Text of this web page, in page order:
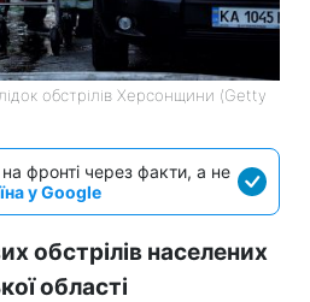
обстрілів Херсонщини (Getty
фронті через факти, а не
у Google
обстрілів населених
області